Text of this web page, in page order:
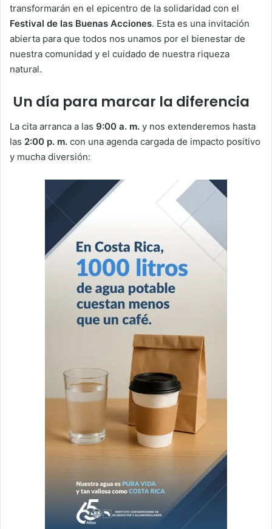
transformarán en el epicentro de la solidaridad con el
Festival de las Buenas Acciones. Esta es una invitación
abierta para que todos nos unamos por el bienestar de
nuestra comunidad y el cuidado de nuestra riqueza
natural.
Un día para marcar la diferencia
​La cita arranca a las 9:00 a. m. y nos extenderemos hasta
las 2:00 p. m. con una agenda cargada de impacto positivo
y mucha diversión: